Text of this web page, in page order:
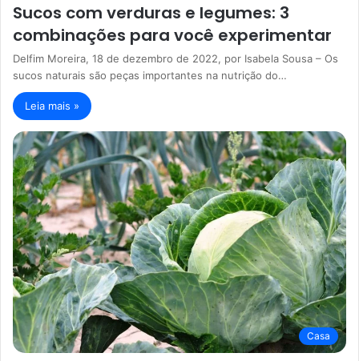
Sucos com verduras e legumes: 3
combinações para você experimentar
Delfim Moreira, 18 de dezembro de 2022, por Isabela Sousa – Os
sucos naturais são peças importantes na nutrição do…
Leia mais »
Casa